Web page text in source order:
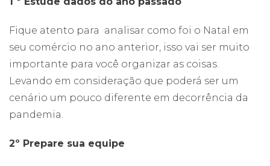
Fique atento para analisar como foi o Natal em
seu comércio no ano anterior, isso vai ser muito
importante para você organizar as coisas.
Levando em consideração que poderá ser um
cenário um pouco diferente em decorrência da
pandemia.
2º Prepare sua equipe